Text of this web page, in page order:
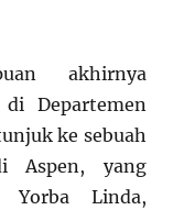
akhirnya
Departemen
ke sebuah
Aspen, yang
Yorba Linda,